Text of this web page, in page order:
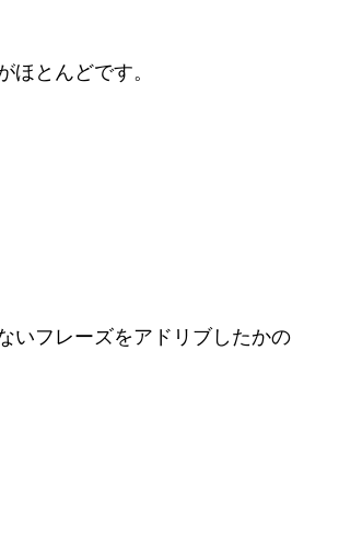
とんどです。
いフレーズをアドリブしたかの